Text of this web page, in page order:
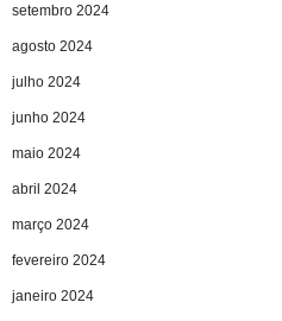
setembro 2024
agosto 2024
julho 2024
junho 2024
maio 2024
abril 2024
março 2024
fevereiro 2024
janeiro 2024